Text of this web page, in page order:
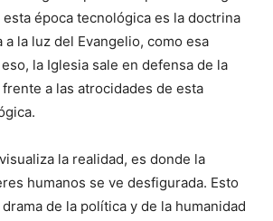
época tecnológica es la doctrina
a la luz del Evangelio, como esa
la Iglesia sale en defensa de la
a las atrocidades de esta
la realidad, es donde la
humanos se ve desfigurada. Esto
de la política y de la humanidad